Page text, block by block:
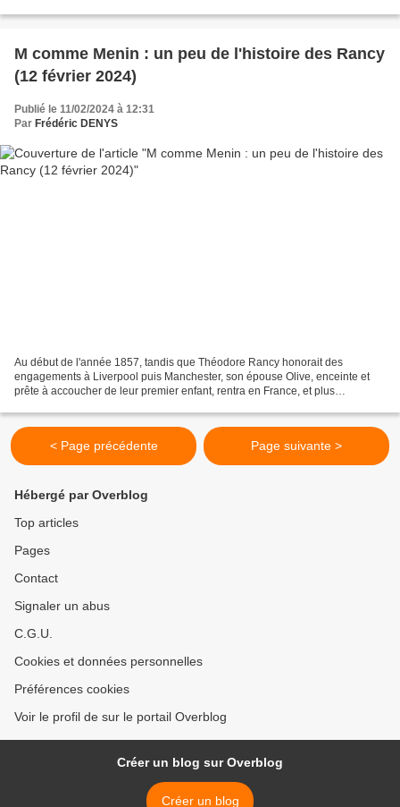
M comme Menin : un peu de l'histoire des Rancy
(12 février 2024)
Publié le 11/02/2024 à 12:31
Par Frédéric DENYS
Au début de l'année 1857, tandis que Théodore Rancy honorait des
engagements à Liverpool puis Manchester, son épouse Olive, enceinte et
prête à accoucher de leur premier enfant, rentra en France, et plus
< Page précédente Page suivante >
Hébergé par Overblog
Top articles
Pages
Contact
Signaler un abus
C.G.U.
Cookies et données personnelles
Préférences cookies
Voir le profil de sur le portail Overblog
Créer un blog sur Overblog
Créer un blog